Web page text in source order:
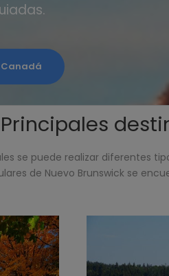
se puede realizar diferentes
de Nuevo Brunswick se